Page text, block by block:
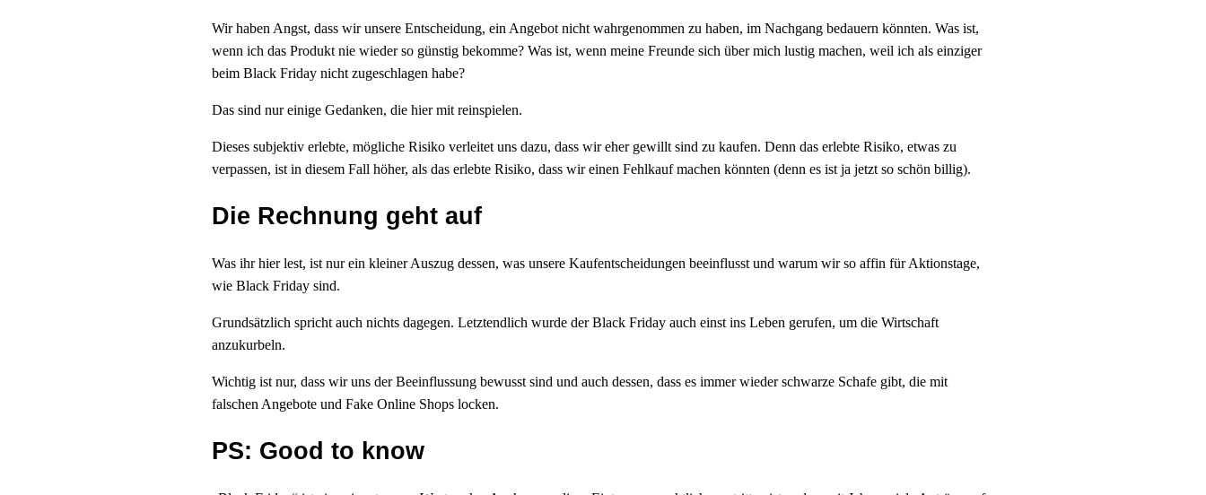
Wir haben Angst, dass wir unsere Entscheidung, ein Angebot nicht wahrgenommen zu haben, im Nachgang bedauern könnten. Was ist,
wenn ich das Produkt nie wieder so günstig bekomme? Was ist, wenn meine Freunde sich über mich lustig machen, weil ich als einziger
beim Black Friday nicht zugeschlagen habe?
Das sind nur einige Gedanken, die hier mit reinspielen.
Dieses subjektiv erlebte, mögliche Risiko verleitet uns dazu, dass wir eher gewillt sind zu kaufen. Denn das erlebte Risiko, etwas zu
verpassen, ist in diesem Fall höher, als das erlebte Risiko, dass wir einen Fehlkauf machen könnten (denn es ist ja jetzt so schön billig).
Die Rechnung geht auf
Was ihr hier lest, ist nur ein kleiner Auszug dessen, was unsere Kaufentscheidungen beeinflusst und warum wir so affin für Aktionstage,
wie Black Friday sind.
Grundsätzlich spricht auch nichts dagegen. Letztendlich wurde der Black Friday auch einst ins Leben gerufen, um die Wirtschaft
anzukurbeln.
Wichtig ist nur, dass wir uns der Beeinflussung bewusst sind und auch dessen, dass es immer wieder schwarze Schafe gibt, die mit
falschen Angebote und Fake Online Shops locken.
PS: Good to know